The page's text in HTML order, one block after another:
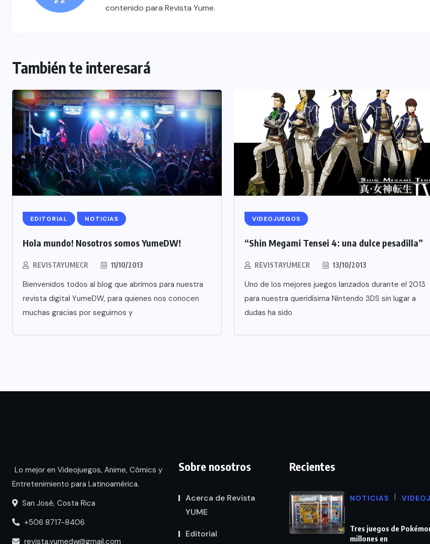
contenido para Revista Yume.
También te interesará
EDITORIAL NOTICIAS
Hola mundo! Nosotros somos YumeDW!
REVISTAYUMECR 11/10/2013
Bienvenidos todos al blog que abrimos para nuestra
revista digital YumeDW, para quienes nos conocen
muchas gracias por seguirnos y
VIDEOJUEGOS
“Shin Megami Tensei 4: una dulce pesadilla”
REVISTAYUMECR 13/10/2013
Uno de los mejores juegos lanzados durante el 2013
para nuestra queridísima Nintendo 3DS sin lugar a
dudas ha sido
Lo mejor en Videojuegos, Anime, Cómics y
Entretenimiento para Latinoamérica.
San José, Costa Rica
+506 8717-8406
revista.yumedw@gmail.com
Sobre nosotros
Acerca de Revista
YUME
Editorial
Recientes
NOTICIAS
Tres juegos de
millones en